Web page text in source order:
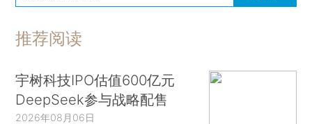
推荐阅读
宇树科技IPO估值600亿元
DeepSeek参与战略配售
2026年08月06日